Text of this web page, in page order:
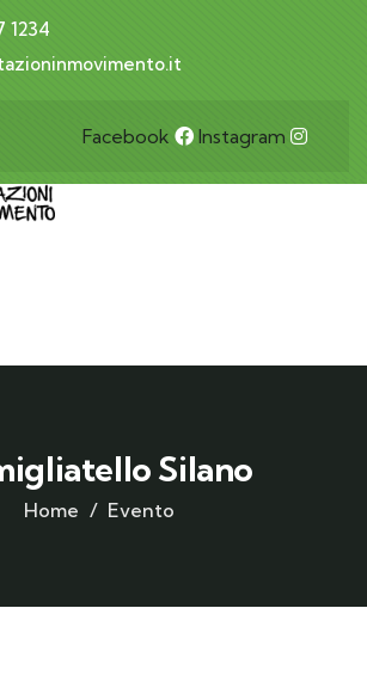
1234
Facebook Instagram
Silano
Home Evento